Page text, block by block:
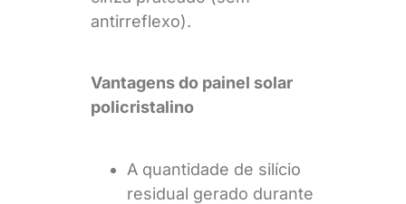
antirreflexo).
Vantagens do painel solar
policristalino
A quantidade de silício
residual gerado durante